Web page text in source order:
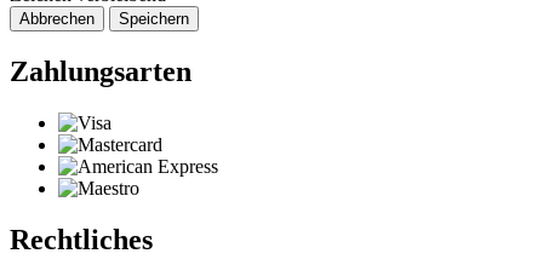
Abbrechen Speichern
Zahlungsarten
Rechtliches